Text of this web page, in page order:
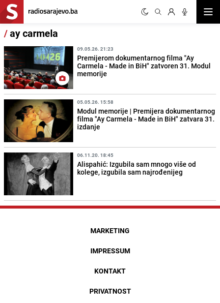
/ay carmela
09.05.26. 21:23
Premijerom dokumentarnog filma "Ay
Carmela - Made in BiH" zatvoren 31. Modul
memorije
05.05.26. 15:58
Modul memorije | Premijera dokumentarnog
filma "Ay Carmela - Made in BiH" zatvara 31.
izdanje
06.11.20. 18:45
Alispahić: Izgubila sam mnogo više od
kolege, izgubila sam najrođenijeg
MARKETING
IMPRESSUM
KONTAKT
PRIVATNOST